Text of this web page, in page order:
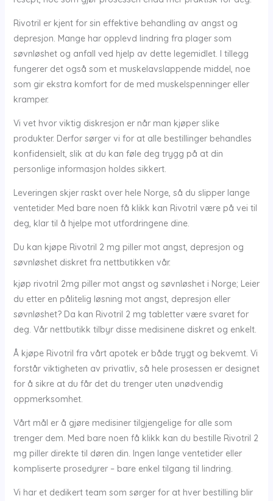
Rivotril er kjent for sin effektive behandling av angst og
depresjon. Mange har opplevd lindring fra plager som
søvnløshet og anfall ved hjelp av dette legemidlet. I tillegg
fungerer det også som et muskelavslappende middel, noe
som gir ekstra komfort for de med muskelspenninger eller
kramper.
Vi vet hvor viktig diskresjon er når man kjøper slike
produkter. Derfor sørger vi for at alle bestillinger behandles
konfidensielt, slik at du kan føle deg trygg på at din
personlige informasjon holdes sikkert.
Leveringen skjer raskt over hele Norge, så du slipper lange
ventetider. Med bare noen få klikk kan Rivotril være på vei til
deg, klar til å hjelpe mot utfordringene dine.
Du kan kjøpe Rivotril 2 mg piller mot angst, depresjon og
søvnløshet diskret fra nettbutikken vår.
kjøp rivotril 2mg piller mot angst og søvnløshet i Norge; Leier
du etter en pålitelig løsning mot angst, depresjon eller
søvnløshet? Da kan Rivotril 2 mg tabletter være svaret for
deg. Vår nettbutikk tilbyr disse medisinene diskret og enkelt.
Å kjøpe Rivotril fra vårt apotek er både trygt og bekvemt. Vi
forstår viktigheten av privatliv, så hele prosessen er designet
for å sikre at du får det du trenger uten unødvendig
oppmerksomhet.
Vårt mål er å gjøre medisiner tilgjengelige for alle som
trenger dem. Med bare noen få klikk kan du bestille Rivotril 2
mg piller direkte til døren din. Ingen lange ventetider eller
kompliserte prosedyrer – bare enkel tilgang til lindring.
Vi har et dedikert team som sørger for at hver bestilling blir